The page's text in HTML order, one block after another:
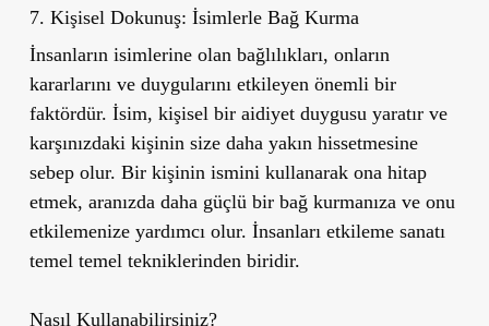
7. Kişisel Dokunuş: İsimlerle Bağ Kurma
İnsanların isimlerine olan bağlılıkları, onların
kararlarını ve duygularını etkileyen önemli bir
faktördür. İsim, kişisel bir aidiyet duygusu yaratır ve
karşınızdaki kişinin size daha yakın hissetmesine
sebep olur. Bir kişinin ismini kullanarak ona hitap
etmek, aranızda daha güçlü bir bağ kurmanıza ve onu
etkilemenize yardımcı olur. İnsanları etkileme sanatı
temel temel tekniklerinden biridir.
Nasıl Kullanabilirsiniz?